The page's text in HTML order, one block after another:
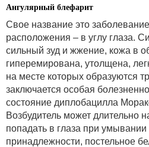
Ангулярный блефарит
Свое название это
расположения – в углу глаза.
сильный зуд и жжение, кожа в
гиперемирована, утолщена,
на месте которых образуются
заключается особая
состояние диплобацилла
Возбудитель может длительно
попадать в глаза при
принадлежности, постельное